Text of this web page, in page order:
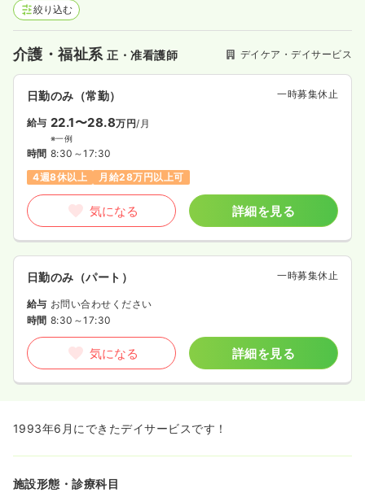
絞り込む
介護・福祉系正・准看護師 デイケア・デイサービス
日勤のみ（常勤） 一時募集休止
給与 22.1〜28.8万円/月
※一例
時間 8:30～17:30
4週8休以上
月給28万円以上可
気になる 詳細を見る
日勤のみ（パート） 一時募集休止
給与 お問い合わせください
時間 8:30～17:30
気になる 詳細を見る
1993年6月にできたデイサービスです！
施設形態・診療科目